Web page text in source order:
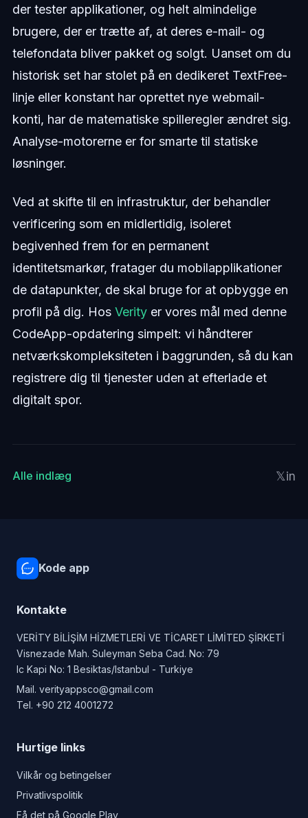
der tester applikationer, og helt almindelige
brugere, der er trætte af, at deres e-mail- og
telefondata bliver pakket og solgt. Uanset om du
historisk set har stolet på en dedikeret TextFree-
linje eller konstant har oprettet nye webmail-
konti, har de matematiske spilleregler ændret sig.
Analyse-motorerne er for smarte til statiske
løsninger.
Ved at skifte til en infrastruktur, der behandler
verificering som en midlertidig, isoleret
begivenhed frem for en permanent
identitetsmarkør, fratager du mobilapplikationer
de datapunkter, de skal bruge for at opbygge en
profil på dig. Hos Verityer vores mål med denne
CodeApp-opdatering simpelt: vi håndterer
netværkskompleksiteten i baggrunden, så du kan
registrere dig til tjenester uden at efterlade et
digitalt spor.
Alle indlæg 𝕏in
Kode app
Kontakte
VERİTY BİLİŞİM HİZMETLERİ VE TİCARET LİMİTED ŞİRKETİ
Visnezade Mah. Suleyman Seba Cad. No: 79
Ic Kapi No: 1 Besiktas/Istanbul - Turkiye
Mail. verityappsco@gmail.com
Tel. +90 212 4001272
Hurtige links
Vilkår og betingelser
Privatlivspolitik
Få det på Google Play